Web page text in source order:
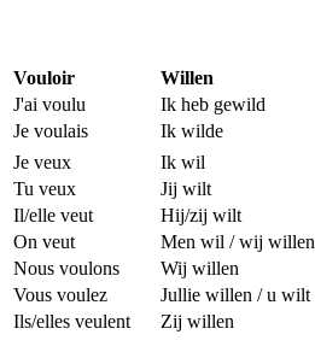
Vouloir
Willen
J'ai voulu
Ik heb gewild
Je voulais
Ik wilde
Je veux
Ik wil
Tu veux
Jij wilt
Il/elle veut
Hij/zij wilt
On veut
Men wil / wij willen
Nous voulons
Wij willen
Vous voulez
Jullie willen / u wilt
Ils/elles veulent
Zij willen